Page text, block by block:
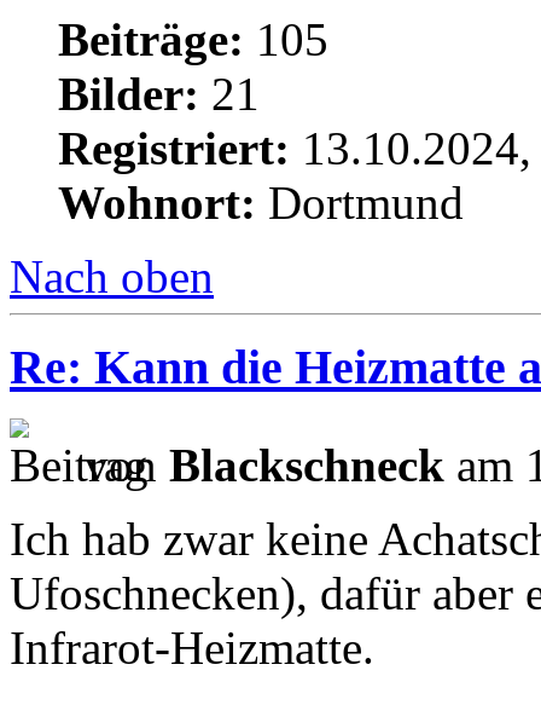
Beiträge: 105
Bilder: 21
Registriert:
Wohnort: Dortmund
Nach oben
Re: Kann die Heizmatte
von Blackschneck am
Ich hab zwar keine
Ufoschnecken), dafür aber
Infrarot-Heizmatte.